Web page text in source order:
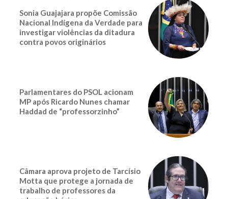
Sonia Guajajara propõe Comissão
Nacional Indígena da Verdade para
investigar violências da ditadura
contra povos originários
Parlamentares do PSOL acionam
MP após Ricardo Nunes chamar
Haddad de “professorzinho”
Câmara aprova projeto de Tarcísio
Motta que protege a jornada de
trabalho de professores da